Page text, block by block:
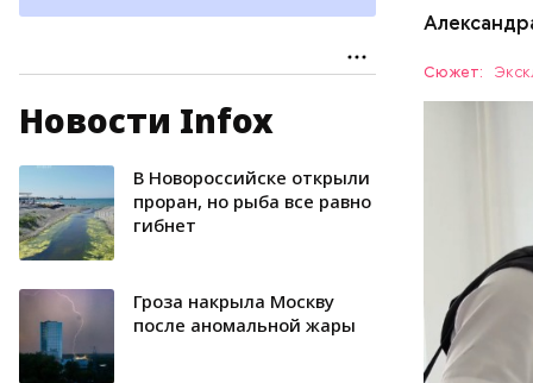
Новости Infox
В Новороссийске открыли
проран, но рыба все равно
гибнет
Гроза накрыла Москву
после аномальной жары
Сюжет:
Все
изъятой
Видео: